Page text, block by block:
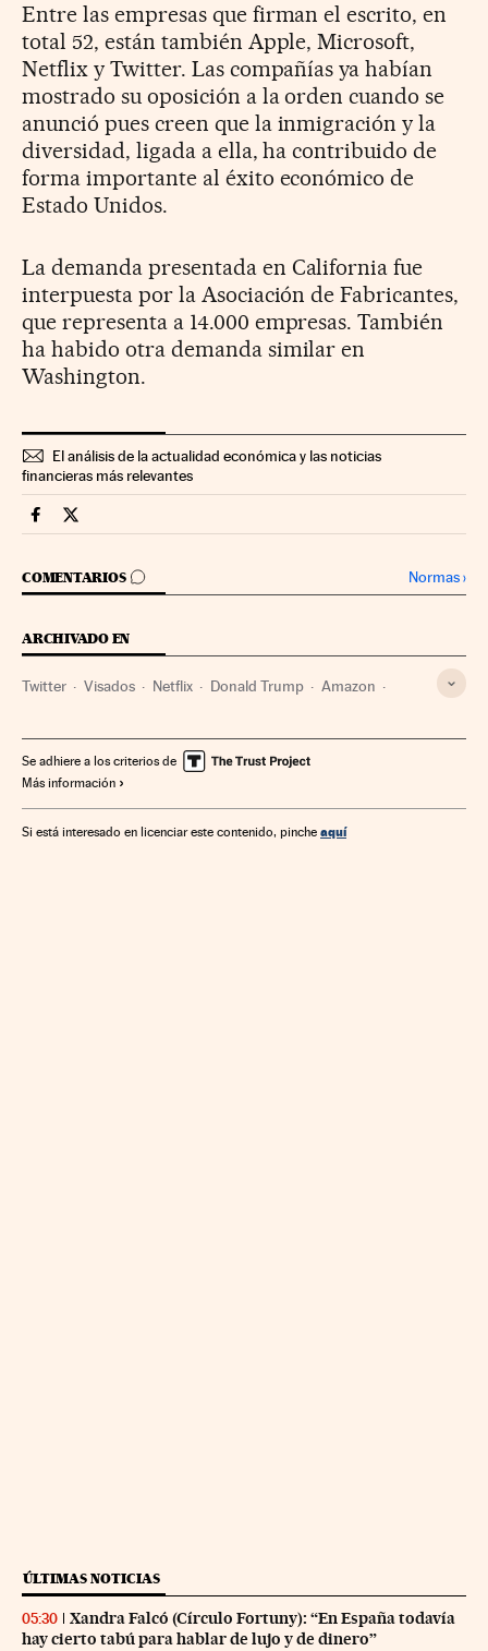
Entre las empresas que firman el escrito, en
total 52, están también Apple, Microsoft,
Netflix y Twitter. Las compañías ya habían
mostrado su oposición a la orden cuando se
anunció pues creen que la inmigración y la
diversidad, ligada a ella, ha contribuido de
forma importante al éxito económico de
Estado Unidos.
La demanda presentada en California fue
interpuesta por la Asociación de Fabricantes,
que representa a 14.000 empresas. También
ha habido otra demanda similar en
Washington.
El análisis de la actualidad económica y las noticias
financieras más relevantes
Companias Cinco Días en Facebook
Companias Cinco Días en Twitter
COMENTARIOS
IR A LOS COMENTARIOS Normas›
ARCHIVADO EN
Twitter Visados Netflix Donald Trump Amazon
Redes sociales Apple Política migratoria
Comercio Internet Empresas Televisión Economía
Se adhiere a los criterios de
Más información
Si está interesado en licenciar este contenido, pinche aquí
ÚLTIMAS NOTICIAS
05:30
Xandra Falcó (Círculo Fortuny): “En España todavía
hay cierto tabú para hablar de lujo y de dinero”